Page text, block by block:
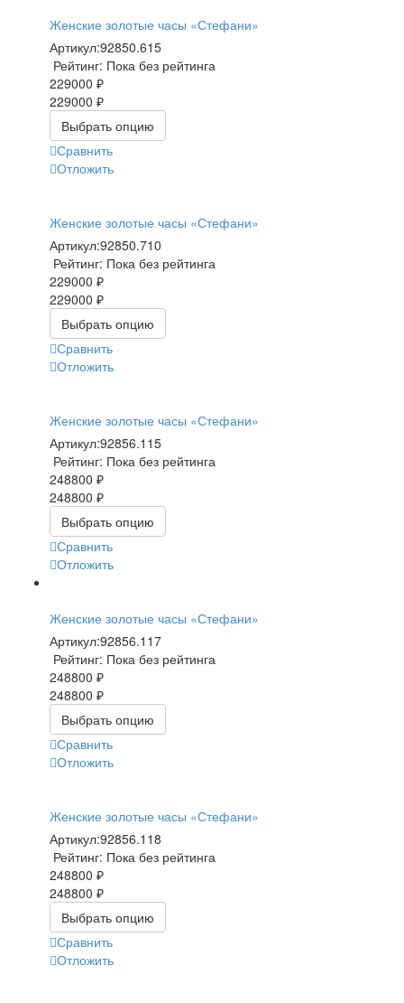
Женские золотые часы «Стефани»
Артикул:92850.615
Рейтинг: Пока без рейтинга
229000 ₽
229000 ₽
Выбрать опцию
Сравнить
Отложить
Женские золотые часы «Стефани»
Артикул:92850.710
Рейтинг: Пока без рейтинга
229000 ₽
229000 ₽
Выбрать опцию
Сравнить
Отложить
Женские золотые часы «Стефани»
Артикул:92856.115
Рейтинг: Пока без рейтинга
248800 ₽
248800 ₽
Выбрать опцию
Сравнить
Отложить
Женские золотые часы «Стефани»
Артикул:92856.117
Рейтинг: Пока без рейтинга
248800 ₽
248800 ₽
Выбрать опцию
Сравнить
Отложить
Женские золотые часы «Стефани»
Артикул:92856.118
Рейтинг: Пока без рейтинга
248800 ₽
248800 ₽
Выбрать опцию
Сравнить
Отложить